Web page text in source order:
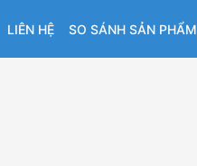
LIÊN HỆ SO SÁNH SẢN PHẨM